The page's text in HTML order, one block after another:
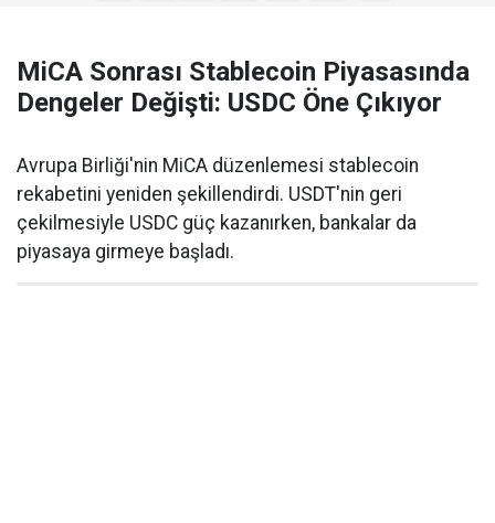
MiCA Sonrası Stablecoin Piyasasında
Dengeler Değişti: USDC Öne Çıkıyor
Avrupa Birliği'nin MiCA düzenlemesi stablecoin
rekabetini yeniden şekillendirdi. USDT'nin geri
çekilmesiyle USDC güç kazanırken, bankalar da
piyasaya girmeye başladı.